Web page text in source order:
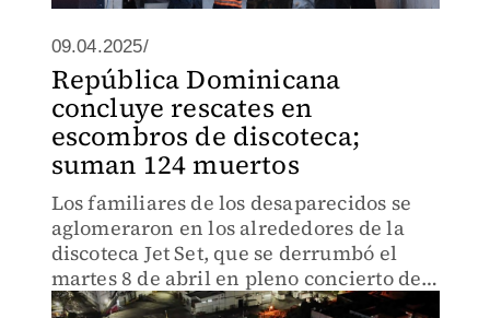
09.04.2025/
República Dominicana
concluye rescates en
escombros de discoteca;
suman 124 muertos
Los familiares de los desaparecidos se
aglomeraron en los alrededores de la
discoteca Jet Set, que se derrumbó el
martes 8 de abril en pleno concierto de
Rubby Pérez.